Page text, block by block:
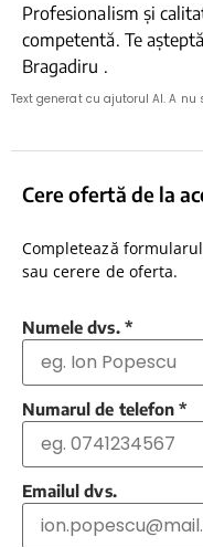
Profesionalism și
competentă. Te
Bragadiru .
Text generat cu ajutorul AI. A
Cere ofertă de la
Completează
sau cerere de oferta.
Numele dvs. *
Numarul de telefon *
Emailul dvs.